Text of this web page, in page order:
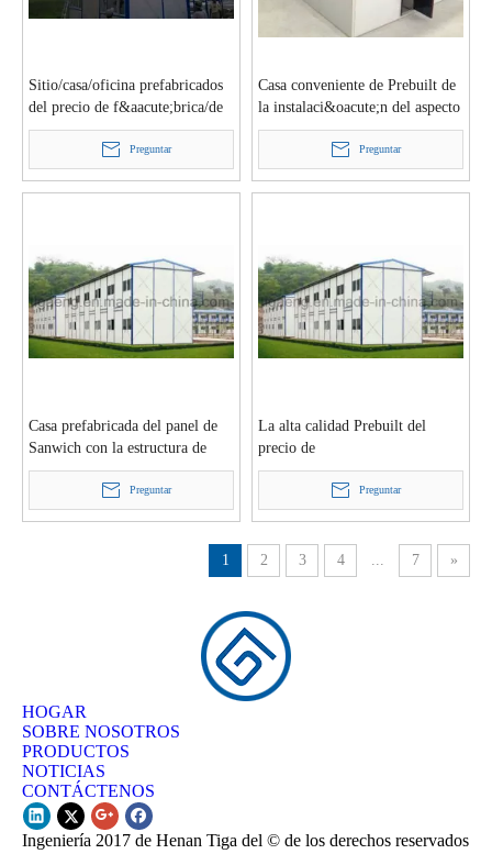
Sitio/casa/oficina prefabricados
del precio de f&aacute;brica/de
Prebuilt temporales
Preguntar
Casa conveniente de Prebuilt de
la instalaci&oacute;n del aspecto
hermoso de la buena calidad
Preguntar
Casa prefabricada del panel de
Sanwich con la estructura de
acero ligera
Preguntar
La alta calidad Prebuilt del
precio de
f&aacute;brica/prefabric&oacute;
la casa/la oficina/el sitio
Preguntar
1 2 3 4 ... 7 »
HOGAR
SOBRE NOSOTROS
PRODUCTOS
NOTICIAS
CONTÁCTENOS
Ingeniería 2017 de Henan Tiga del © de los derechos reservados